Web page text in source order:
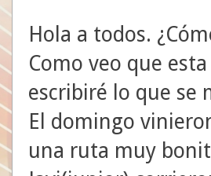
Hola a todos.
Como veo que
escribiré lo que se
El domingo
una ruta muy